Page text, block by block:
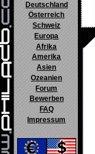
Deutschland
Österreich
Schweiz
Europa
Afrika
Amerika
Asien
Ozeanien
Forum
Bewerben
FAQ
Impressum